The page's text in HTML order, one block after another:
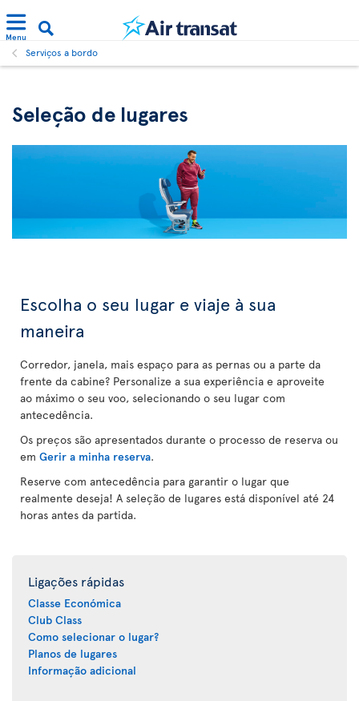
Menu
Serviços a bordo
Seleção de lugares
Escolha o seu lugar e viaje à sua
maneira
Corredor, janela, mais espaço para as pernas ou a parte da
frente da cabine? Personalize a sua experiência e aproveite
ao máximo o seu voo, selecionando o seu lugar com
antecedência.
Os preços são apresentados durante o processo de reserva ou
em Gerir a minha reserva.
Reserve com antecedência para garantir o lugar que
realmente deseja! A seleção de lugares está disponível até 24
horas antes da partida.
Ligações rápidas
Classe Económica
Club Class
Como selecionar o lugar?
Planos de lugares
Informação adicional